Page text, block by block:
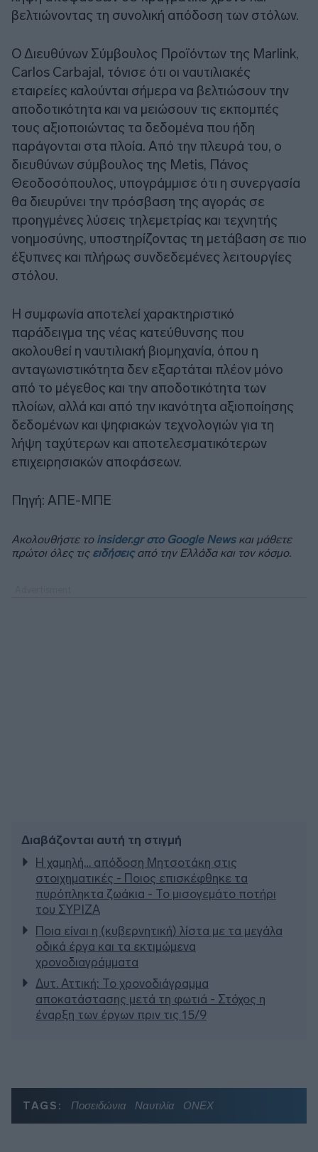
βελτιώνοντας τη συνολική απόδοση των στόλων.
Ο Διευθύνων Σύμβουλος Προϊόντων της Marlink,
Carlos Carbajal, τόνισε ότι οι ναυτιλιακές
εταιρείες καλούνται σήμερα να βελτιώσουν την
αποδοτικότητα και να μειώσουν τις εκπομπές
τους αξιοποιώντας τα δεδομένα που ήδη
παράγονται στα πλοία. Από την πλευρά του, ο
διευθύνων σύμβουλος της Metis, Πάνος
Θεοδοσόπουλος, υπογράμμισε ότι η συνεργασία
θα διευρύνει την πρόσβαση της αγοράς σε
προηγμένες λύσεις τηλεμετρίας και τεχνητής
νοημοσύνης, υποστηρίζοντας τη μετάβαση σε πιο
έξυπνες και πλήρως συνδεδεμένες λειτουργίες
στόλου.
Η συμφωνία αποτελεί χαρακτηριστικό
παράδειγμα της νέας κατεύθυνσης που
ακολουθεί η ναυτιλιακή βιομηχανία, όπου η
ανταγωνιστικότητα δεν εξαρτάται πλέον μόνο
από το μέγεθος και την αποδοτικότητα των
πλοίων, αλλά και από την ικανότητα αξιοποίησης
δεδομένων και ψηφιακών τεχνολογιών για τη
λήψη ταχύτερων και αποτελεσματικότερων
επιχειρησιακών αποφάσεων.
Πηγή: ΑΠΕ-ΜΠΕ
Ακολουθήστε το insider.gr στο Google Newsκαι μάθετε
πρώτοι όλες τις ειδήσειςαπό την Ελλάδα και τον κόσμο.
Διαβάζονται αυτή τη στιγμή
Η χαμηλή… απόδοση Μητσοτάκη στις
στοιχηματικές - Ποιος επισκέφθηκε τα
πυρόπληκτα ζωάκια - Το μισογεμάτο ποτήρι
του ΣΥΡΙΖΑ
Ποια είναι η (κυβερνητική) λίστα με τα μεγάλα
οδικά έργα και τα εκτιμώμενα
χρονοδιαγράμματα
Δυτ. Αττική: Το χρονοδιάγραμμα
αποκατάστασης μετά τη φωτιά - Στόχος η
έναρξη των έργων πριν τις 15/9
TAGS: Ποσειδώνια Ναυτιλία ONEX